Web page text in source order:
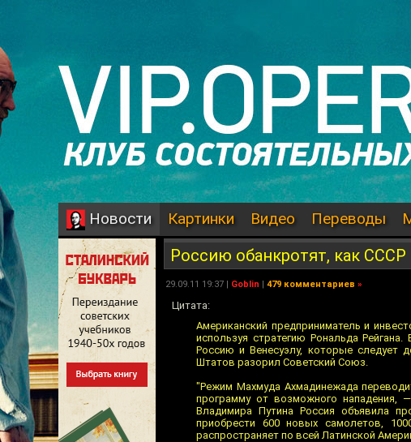
Новости Картинки Видео Переводы
Россию обанкротят, как СССР
29.09.11 19:37 | Goblin | 479 комментариев »
Цитата:
Американский предприниматель и
используя стратегию Рональда
Россию и Венесуэлу, которые следует
Штатов разорил Советский Союз.
"Режим Махмуда Ахмадинежада
программу от возможного нападения,
Владимира Путина Россия объявила
приобрести 600 новых самолетов,
распространяет по всей Латинской